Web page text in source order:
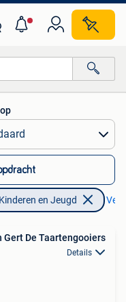
Kinderen en Jeugd
Gert De Taartengooiers
Details